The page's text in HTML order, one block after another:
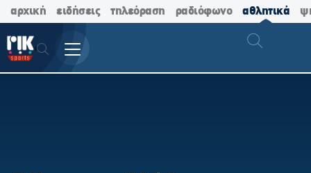
αρχική ειδήσεις τηλεόραση ραδιόφωνο αθλητικά